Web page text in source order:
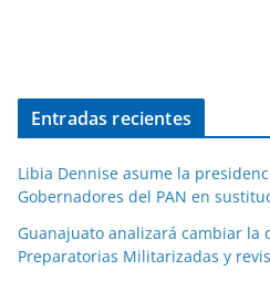
Entradas recientes
Libia Dennise asume la
Gobernadores del PAN en
Guanajuato analizará cambiar la
Preparatorias Militarizadas y